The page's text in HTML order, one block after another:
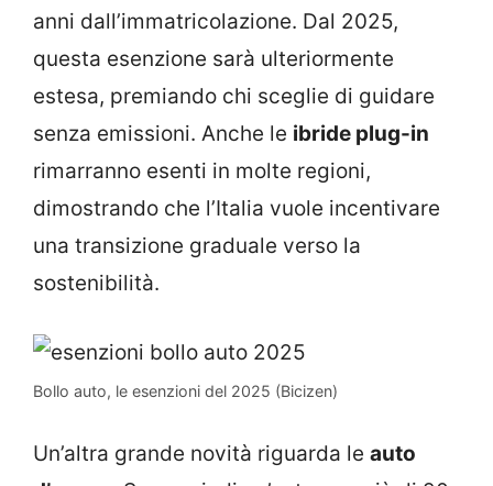
anni dall’immatricolazione. Dal 2025,
questa esenzione sarà ulteriormente
estesa, premiando chi sceglie di guidare
senza emissioni. Anche le ibride plug-in
rimarranno esenti in molte regioni,
dimostrando che l’Italia vuole incentivare
una transizione graduale verso la
sostenibilità.
Bollo auto, le esenzioni del 2025 (Bicizen)
Un’altra grande novità riguarda le auto